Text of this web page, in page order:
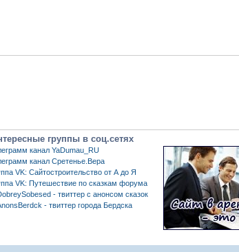
группы в соц.сетях
канал YaDumau_RU
канал Сретенье.Вера
VK: Сайтостроительство от А до Я
VK: Путешествие по сказкам форума
- твиттер с анонсом сказок
- твиттер города Бердска